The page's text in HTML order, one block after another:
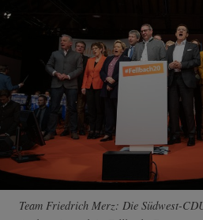
Team Friedrich Merz: Die Südwest-